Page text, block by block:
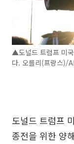
▲도널드 트럼프 미
다. 오를리(프랑스)/
도널드 트럼프
종전을 위한 양